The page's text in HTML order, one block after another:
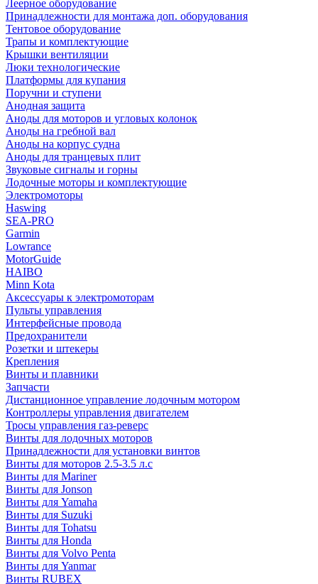
Леерное оборудование
Принадлежности для монтажа доп. оборудования
Тентовое оборудование
Трапы и комплектующие
Крышки вентиляции
Люки технологические
Платформы для купания
Поручни и ступени
Анодная защита
Аноды для моторов и угловых колонок
Аноды на гребной вал
Аноды на корпус судна
Аноды для транцевых плит
Звуковые сигналы и горны
Лодочные моторы и комплектующие
Электромоторы
Haswing
SEA-PRO
Garmin
Lowrance
MotorGuide
HAIBO
Minn Kota
Аксессуары к электромоторам
Пульты управления
Интерфейсные провода
Предохранители
Розетки и штекеры
Крепления
Винты и плавники
Запчасти
Дистанционное управление лодочным мотором
Контроллеры управления двигателем
Тросы управления газ-реверс
Винты для лодочных моторов
Принадлежности для установки винтов
Винты для моторов 2.5-3.5 л.с
Винты для Mariner
Винты для Jonson
Винты для Yamaha
Винты для Suzuki
Винты для Tohatsu
Винты для Honda
Винты для Volvo Penta
Винты для Yanmar
Винты RUBEX